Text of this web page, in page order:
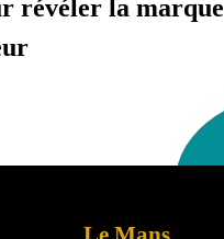
révéler la marque